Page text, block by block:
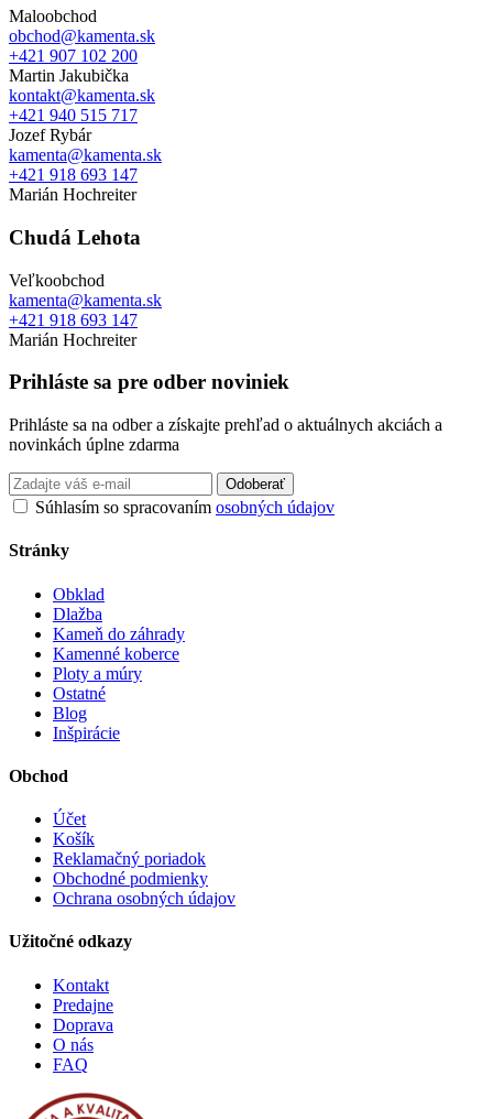
Maloobchod
obchod@kamenta.sk
+421 907 102 200
Martin Jakubička
kontakt@kamenta.sk
+421 940 515 717
Jozef Rybár
kamenta@kamenta.sk
+421 918 693 147
Marián Hochreiter
Chudá Lehota
Veľkoobchod
kamenta@kamenta.sk
+421 918 693 147
Marián Hochreiter
Prihláste sa pre odber noviniek
Prihláste sa na odber a získajte prehľad o aktuálnych akciách a
novinkách úplne zdarma
Odoberať
Súhlasím so spracovaním osobných údajov
Stránky
Obklad
Dlažba
Kameň do záhrady
Kamenné koberce
Ploty a múry
Ostatné
Blog
Inšpirácie
Obchod
Účet
Košík
Reklamačný poriadok
Obchodné podmienky
Ochrana osobných údajov
Užitočné odkazy
Kontakt
Predajne
Doprava
O nás
FAQ